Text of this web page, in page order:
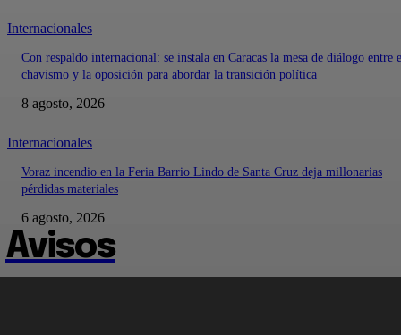
Internacionales
Con respaldo internacional: se instala en Caracas la mesa de diálogo entre
chavismo y la oposición para abordar la transición política
8 agosto, 2026
Internacionales
Voraz incendio en la Feria Barrio Lindo de Santa Cruz deja millonarias
pérdidas materiales
6 agosto, 2026
Avisos